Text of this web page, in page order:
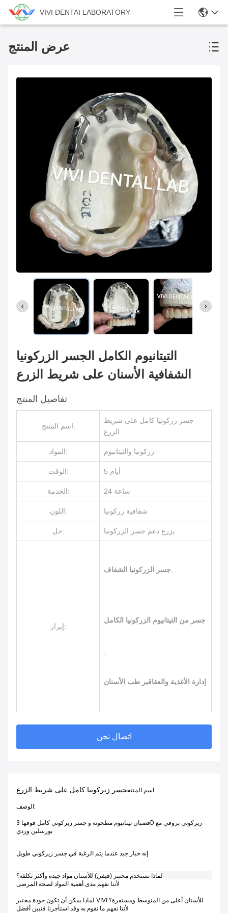
VIVI DENTAI LABORATORY
عرض المنتج
التيتانيوم الكامل الجسر الزركونيا
الشفافية الأسنان على شريط الزرع
تفاصيل المنتج
اسم المنتج:
جسر زركونيا كامل على شريط
الزرع
المواد: زركونيا والتيتانيوم
الوقت: 5 أيام
الخدمة: 24 ساعة
اللون: شفافية زركونيا
حل: يزرع دعم جسر الزركونيا
إبراز:
جسر الزركونيا الشفاف
جسر من التيتانيوم الزركونيا الكامل
إدارة الأغذية والعقاقير طب الأسنان
اتصال نحن
اسم المنتججسر زيركونيا كامل على شريط الزرع
الوصف:
قضبان تيتانيوم مطحونة و جسر زيركوني كامل فوقها 3D زيركوني بروفي مع
بورسلين وردي
إنه خيار جيد عندما يتم الرغبة في جسر زيركوني طويل.
لماذا تستخدم مختبر (فيفي) للأسنان مواد جيدة وأكثر تكلفة؟
لأننا نفهم مدى أهمية المواد لصحة المرضى
لماذا يمكن أن تكون جودة مختبر VIVI للأسنان أعلى من المتوسط ومستقرة؟
لأننا نفهم ما نقوم به وقد استأجرنا فنيين أفضل